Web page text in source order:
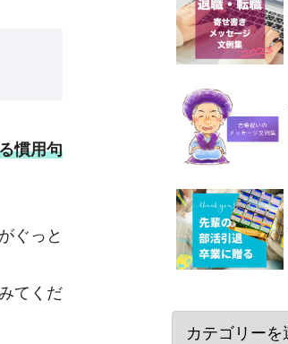
慣用句
ぐっと
てくだ